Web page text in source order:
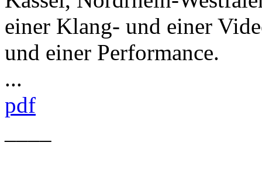
einer Klang- und einer
und einer Performance.
...
pdf